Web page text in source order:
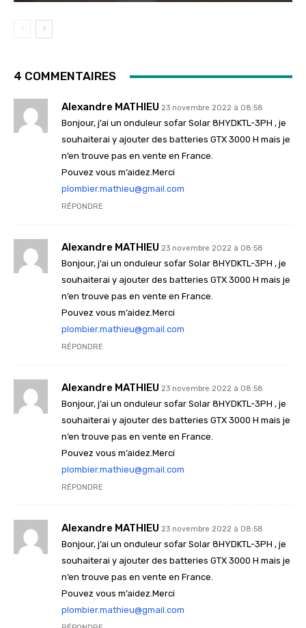
4 COMMENTAIRES
Alexandre MATHIEU 23 novembre 2022 à 08:58
Bonjour, j’ai un onduleur sofar Solar 8HYDKTL-3PH , je
souhaiterai y ajouter des batteries GTX 3000 H mais je
n’en trouve pas en vente en France.
Pouvez vous m’aidez.Merci
plombier.mathieu@gmail.com
RÉPONDRE
Alexandre MATHIEU 23 novembre 2022 à 08:58
Bonjour, j’ai un onduleur sofar Solar 8HYDKTL-3PH , je
souhaiterai y ajouter des batteries GTX 3000 H mais je
n’en trouve pas en vente en France.
Pouvez vous m’aidez.Merci
plombier.mathieu@gmail.com
RÉPONDRE
Alexandre MATHIEU 23 novembre 2022 à 08:58
Bonjour, j’ai un onduleur sofar Solar 8HYDKTL-3PH , je
souhaiterai y ajouter des batteries GTX 3000 H mais je
n’en trouve pas en vente en France.
Pouvez vous m’aidez.Merci
plombier.mathieu@gmail.com
RÉPONDRE
Alexandre MATHIEU 23 novembre 2022 à 08:58
Bonjour, j’ai un onduleur sofar Solar 8HYDKTL-3PH , je
souhaiterai y ajouter des batteries GTX 3000 H mais je
n’en trouve pas en vente en France.
Pouvez vous m’aidez.Merci
plombier.mathieu@gmail.com